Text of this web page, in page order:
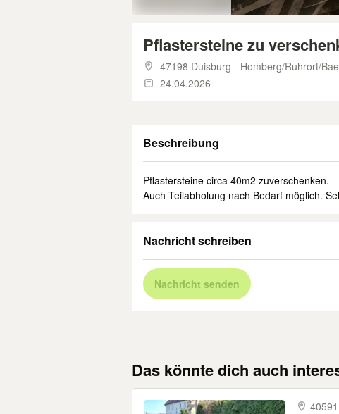
Pflastersteine zu
47198 Duisburg - Homberg/Ruhrort/
24.04.2026
Beschreibung
Pflastersteine circa 40m2 zuverschenken.
Auch Teilabholung nach Bedarf möglich.
Nachricht schreiben
Nachricht senden
Das könnte dich auch